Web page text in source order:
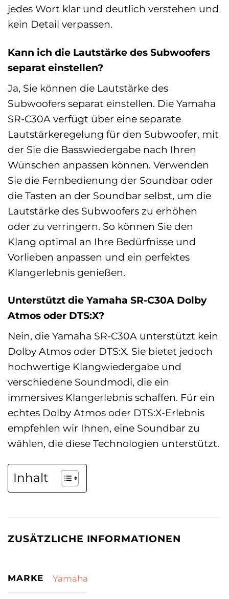
jedes Wort klar und deutlich verstehen und
kein Detail verpassen.
Kann ich die Lautstärke des Subwoofers
separat einstellen?
Ja, Sie können die Lautstärke des
Subwoofers separat einstellen. Die Yamaha
SR-C30A verfügt über eine separate
Lautstärkeregelung für den Subwoofer, mit
der Sie die Basswiedergabe nach Ihren
Wünschen anpassen können. Verwenden
Sie die Fernbedienung der Soundbar oder
die Tasten an der Soundbar selbst, um die
Lautstärke des Subwoofers zu erhöhen
oder zu verringern. So können Sie den
Klang optimal an Ihre Bedürfnisse und
Vorlieben anpassen und ein perfektes
Klangerlebnis genießen.
Unterstützt die Yamaha SR-C30A Dolby
Atmos oder DTS:X?
Nein, die Yamaha SR-C30A unterstützt kein
Dolby Atmos oder DTS:X. Sie bietet jedoch
hochwertige Klangwiedergabe und
verschiedene Soundmodi, die ein
immersives Klangerlebnis schaffen. Für ein
echtes Dolby Atmos oder DTS:X-Erlebnis
empfehlen wir Ihnen, eine Soundbar zu
wählen, die diese Technologien unterstützt.
Inhalt
ZUSÄTZLICHE INFORMATIONEN
MARKE Yamaha